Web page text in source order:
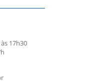
17h30